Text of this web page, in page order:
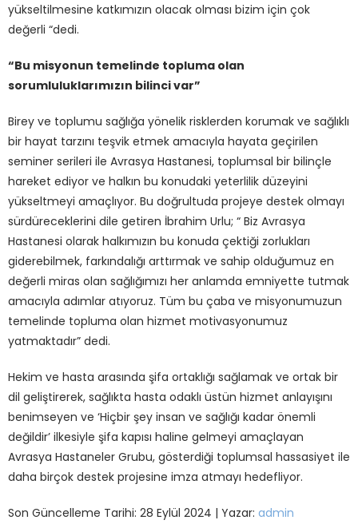
yükseltilmesine katkımızın olacak olması bizim için çok
değerli “dedi.
“Bu misyonun temelinde topluma olan
sorumluluklarımızın bilinci var”
Birey ve toplumu sağlığa yönelik risklerden korumak ve sağlıklı
bir hayat tarzını teşvik etmek amacıyla hayata geçirilen
seminer serileri ile Avrasya Hastanesi, toplumsal bir bilinçle
hareket ediyor ve halkın bu konudaki yeterlilik düzeyini
yükseltmeyi amaçlıyor. Bu doğrultuda projeye destek olmayı
sürdüreceklerini dile getiren İbrahim Urlu; “ Biz Avrasya
Hastanesi olarak halkımızın bu konuda çektiği zorlukları
giderebilmek, farkındalığı arttırmak ve sahip olduğumuz en
değerli miras olan sağlığımızı her anlamda emniyette tutmak
amacıyla adımlar atıyoruz. Tüm bu çaba ve misyonumuzun
temelinde topluma olan hizmet motivasyonumuz
yatmaktadır” dedi.
Hekim ve hasta arasında şifa ortaklığı sağlamak ve ortak bir
dil geliştirerek, sağlıkta hasta odaklı üstün hizmet anlayışını
benimseyen ve ‘Hiçbir şey insan ve sağlığı kadar önemli
değildir’ ilkesiyle şifa kapısı haline gelmeyi amaçlayan
Avrasya Hastaneler Grubu, gösterdiği toplumsal hassasiyet ile
daha birçok destek projesine imza atmayı hedefliyor.
Son Güncelleme Tarihi: 28 Eylül 2024 | Yazar: admin